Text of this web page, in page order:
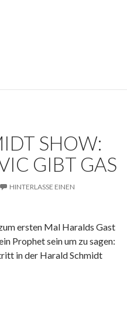
SHOW:
GIBT GAS
HINTERLASSE EINEN
ersten Mal Haralds Gast
Prophet sein um zu sagen:
in der Harald Schmidt